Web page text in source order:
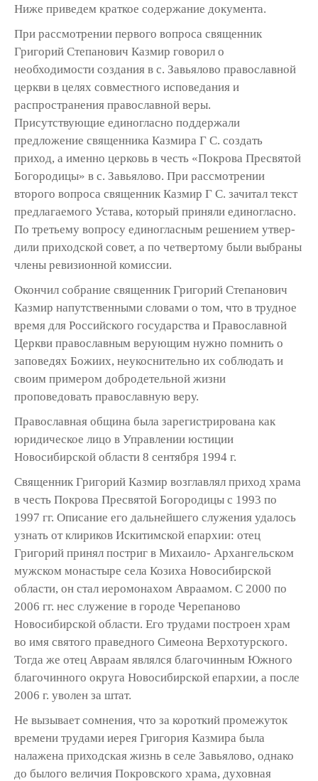
Ниже приведем краткое содержание документа.
При рассмотрении первого вопроса свя­щенник
Григорий Степанович Казмир говорил о
необходимости создания в с. Завьялово пра­вославной
церкви в целях совместного испове­дания и
распространения православной веры.
Присутствующие единогласно поддержали
предложение священника Казмира Г С. создать
приход, а именно церковь в честь «Покрова Пресвятой
Богородицы» в с. Завьялово. При рассмотрении
второго вопроса священник Казмир Г С. зачитал текст
предлагаемого Устава, который приняли единогласно.
По третьему вопросу единогласным решением утвер­
дили приходской совет, а по четвертому были выбраны
члены ревизионной комиссии.
Окончил собрание священник Григорий Степанович
Казмир напутственными словами о том, что в трудное
время для Российского государства и Православной
Церкви право­славным верующим нужно помнить о
запо­ведях Божиих, неукоснительно их соблюдать и
своим примером добродетельной жизни
проповедовать православную веру.
Православная община была зарегистриро­вана как
юридическое лицо в Управлении юсти­ции
Новосибирской области 8 сентября 1994 г.
Священник Григорий Казмир воз­главлял приход храма
в честь Покрова Пресвятой Богородицы с 1993 по
1997 гг. Описание его дальнейшего служения уда­лось
узнать от клириков Искитимской епар­хии: отец
Григорий принял постриг в Михаило- Архангельском
мужском монастыре села Козиха Новосибирской
области, он стал иеро­монахом Авраамом. С 2000 по
2006 гг. нес слу­жение в городе Черепаново
Новосибирской области. Его трудами построен храм
во имя святого праведного Симеона Верхотурского.
Тогда же отец Авраам являлся благочинным Южного
благочинного округа Новосибирской епархии, а после
2006 г. уволен за штат.
Не вызывает сомнения, что за короткий промежуток
времени трудами иерея Григория Казмира была
налажена приходская жизнь в селе Завьялово, однако
до былого величия Покровского храма, духовная